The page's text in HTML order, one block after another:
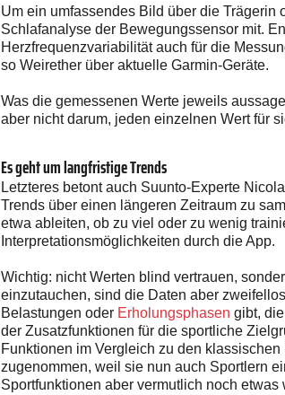
Um ein umfassendes Bild über die Trägerin
Schlafanalyse der Bewegungssensor mit.
Herzfrequenzvariabilität auch für die
so Weirether über aktuelle Garmin-Geräte.
Was die gemessenen Werte jeweils
aber nicht darum, jeden einzelnen Wert für
Es geht um langfristige Trends
Letzteres betont auch Suunto-Experte
Trends über einen längeren Zeitraum zu
etwa ableiten, ob zu viel oder zu wenig
Interpretationsmöglichkeiten durch die App.
Wichtig: nicht Werten blind vertrauen,
einzutauchen, sind die Daten aber
Belastungen oder Erholungsphasen gibt,
der Zusatzfunktionen für die sportliche
Funktionen im Vergleich zu den
zugenommen, weil sie nun auch Sportlern
Sportfunktionen aber vermutlich noch etwas